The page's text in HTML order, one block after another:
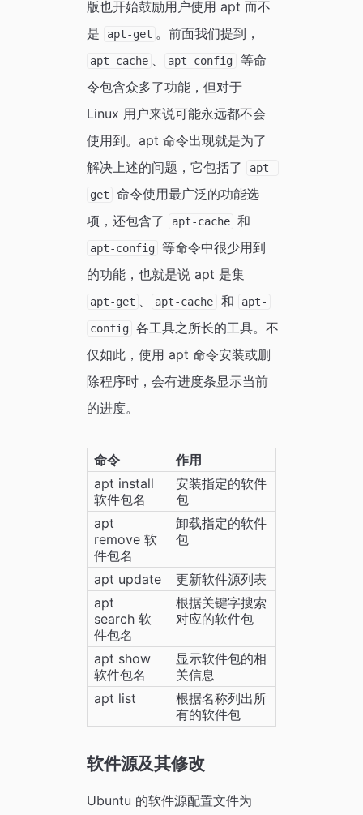
版也开始鼓励用户使用 apt 而不
是
apt-get 。前面我们提到，
apt-cache 、 apt-config
等命
令包含众多了功能，但对于
Linux 用户来说可能永远都不会
使用到。apt 命令出现就是为了
解决上述的问题，它包括了
apt-
get
命令使用最广泛的功能选
项，还包含了
apt-cache 和
apt-config 等命令中很少用到
的功能，也就是说 apt 是集
apt-get 、 apt-cache 和 apt-
config 各工具之所长的工具。不
仅如此，使用 apt 命令安装或删
除程序时，会有进度条显示当前
的进度。
命令
作用
apt install
软件包名
安装指定的软件
包
apt
remove 软
件包名
卸载指定的软件
包
apt update
更新软件源列表
apt
search 软
件包名
根据关键字搜索
对应的软件包
apt show
软件包名
显示软件包的相
关信息
apt list
根据名称列出所
有的软件包
软件源及其修改
Ubuntu 的软件源配置文件为